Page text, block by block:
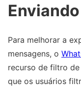
Para melhorar a
mensagens, o
recurso de filtro
que os usuários